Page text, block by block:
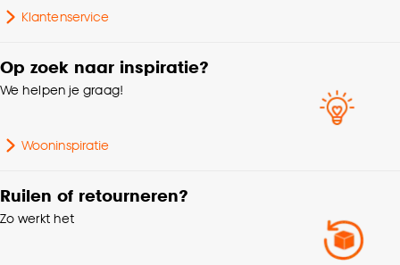
Klantenservice
Op zoek naar inspiratie?
We helpen je graag!
Wooninspiratie
Ruilen of retourneren?
Zo werkt het